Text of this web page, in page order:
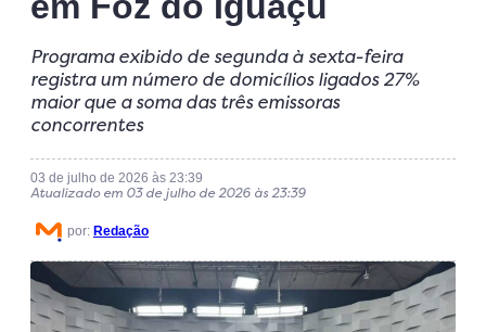
Programa exibido de segunda à sexta-feira
registra um número de domicílios ligados 27%
maior que a soma das três emissoras
concorrentes
03 de julho de 2026 às 23:39
Atualizado em 03 de julho de 2026 às 23:39
por: Redação